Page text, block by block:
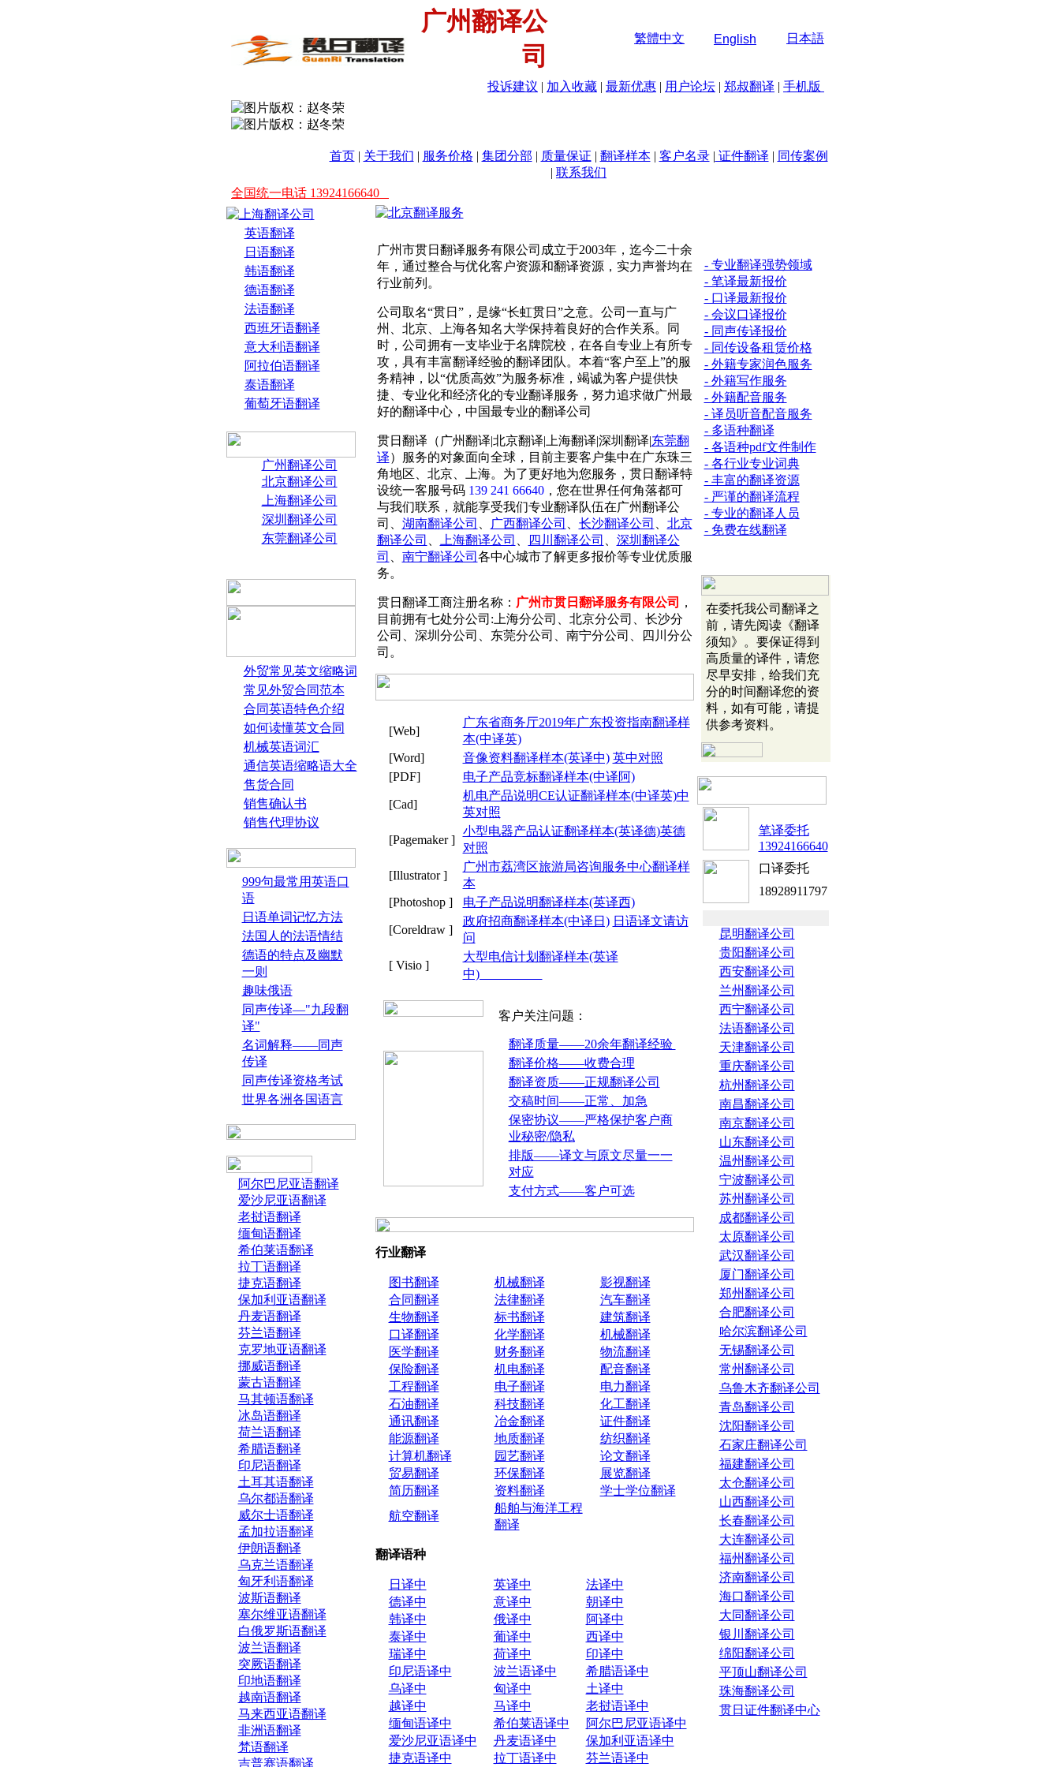
广州翻译公
司
繁體中文 English 日本語
投诉建议 | 加入收藏 | 最新优惠 | 用户论坛 | 郑叔翻译 | 手机版
首页| 关于我们 | 服务价格 | 集团分部 | 质量保证 | 翻译样本| 客户名录| 证件翻译 | 同传案例
| 联系我们
全国统一电话 13924166640
英语翻译
日语翻译
韩语翻译
德语翻译
法语翻译
西班牙语翻译
意大利语翻译
阿拉伯语翻译
泰语翻译
葡萄牙语翻译
广州翻译公司
北京翻译公司
上海翻译公司
深圳翻译公司
东莞翻译公司
外贸常见英文缩略词
常见外贸合同范本
合同英语特色介绍
如何读懂英文合同
机械英语词汇
通信英语缩略语大全
售货合同
销售确认书
销售代理协议
999句最常用英语口
语
日语单词记忆方法
法国人的法语情结
德语的特点及幽默
一则
趣味俄语
同声传译—"九段翻
译"
名词解释——同声
传译
同声传译资格考试
世界各洲各国语言
阿尔巴尼亚语翻译
爱沙尼亚语翻译
老挝语翻译
缅甸语翻译
希伯莱语翻译
拉丁语翻译
捷克语翻译
保加利亚语翻译
丹麦语翻译
芬兰语翻译
克罗地亚语翻译
挪威语翻译
蒙古语翻译
马其顿语翻译
冰岛语翻译
荷兰语翻译
希腊语翻译
印尼语翻译
土耳其语翻译
乌尔都语翻译
威尔士语翻译
孟加拉语翻译
伊朗语翻译
乌克兰语翻译
匈牙利语翻译
波斯语翻译
塞尔维亚语翻译
白俄罗斯语翻译
波兰语翻译
突厥语翻译
印地语翻译
越南语翻译
马来西亚语翻译
非洲语翻译
梵语翻译
吉普赛语翻译
广州市贯日翻译服务有限公司成立于2003年，迄今二十余
年，通过整合与优化客户资源和翻译资源，实力声誉均在
行业前列。
公司取名“贯日”，是缘“长虹贯日”之意。公司一直与广
州、北京、上海各知名大学保持着良好的合作关系。同
时，公司拥有一支毕业于名牌院校，在各自专业上有所专
攻，具有丰富翻译经验的翻译团队。本着“客户至上”的服
务精神，以“优质高效”为服务标准，竭诚为客户提供快
捷、专业化和经济化的专业翻译服务，努力追求做广州最
好的翻译中心，中国最专业的翻译公司
贯日翻译（广州翻译|北京翻译|上海翻译|深圳翻译|东莞翻
译）服务的对象面向全球，目前主要客户集中在广东珠三
角地区、北京、上海。为了更好地为您服务，贯日翻译特
设统一客服号码139 241 66640，您在世界任何角落都可
与我们联系，就能享受我们专业翻译队伍在广州翻译公
司、 湖南翻译公司 广西翻译公司 长沙翻译公司
北京
翻译公司
上海翻译公司 四川翻译公司
深圳翻译公
司
南宁翻译公司 各中心城市了解更多报价等专业优质服
务。
贯日翻译工商注册名称： 广州市贯日翻译服务有限公司
，
目前拥有七处分公司:上海分公司、北京分公司、长沙分
公司、深圳分公司、东莞分公司、南宁分公司、四川分公
司。
[Web]
广东省商务厅2019年广东投资指南翻译样
本(中译英)
[Word]
音像资料翻译样本(英译中) 英中对照
[PDF]
电子产品竞标翻译样本(中译阿)
[Cad]
机电产品说明CE认证翻译样本(中译英)中
英对照
[Pagemaker ]
小型电器产品认证翻译样本(英译德)英德
对照
[Illustrator ]
广州市荔湾区旅游局咨询服务中心翻译样
本
[Photoshop ]
电子产品说明翻译样本(英译西)
[Coreldraw ]
政府招商翻译样本(中译日) 日语译文请访
问
[ Visio ]
大型电信计划翻译样本(英译
中)
客户关注问题：
翻译质量——20余年翻译经验
翻译价格——收费合理
翻译资质——正规翻译公司
交稿时间——正常、加急
保密协议——严格保护客户商
业秘密/隐私
排版——译文与原文尽量一一
对应
支付方式——客户可选
行业翻译
图书翻译 机械翻译
影视翻译
合同翻译
法律翻译
汽车翻译
生物翻译
标书翻译
建筑翻译
口译翻译
化学翻译
机械翻译
医学翻译
财务翻译
物流翻译
保险翻译
机电翻译
配音翻译
工程翻译
电子翻译
电力翻译
石油翻译
科技翻译
化工翻译
通讯翻译
冶金翻译
证件翻译
能源翻译
地质翻译
纺织翻译
计算机翻译
园艺翻译
论文翻译
贸易翻译
环保翻译
展览翻译
简历翻译
资料翻译
学士学位翻译
航空翻译
船舶与海洋工程
翻译
翻译语种
日译中 英译中
法译中
德译中
意译中
朝译中
韩译中
俄译中
阿译中
泰译中
葡译中
西译中
瑞译中
荷译中
印译中
印尼语译中
波兰语译中
希腊语译中
乌译中
匈译中
土译中
越译中
马译中
老挝语译中
缅甸语译中
希伯莱语译中
阿尔巴尼亚语译中
爱沙尼亚语译中
丹麦语译中
保加利亚语译中
捷克语译中
拉丁语译中
芬兰语译中
- 专业翻译强势领域
- 笔译最新报价
- 口译最新报价
- 会议口译报价
- 同声传译报价
- 同传设备租赁价格
- 外籍专家润色服务
- 外籍写作服务
- 外籍配音服务
- 译员听音配音服务
- 多语种翻译
- 各语种pdf文件制作
- 各行业专业词典
- 丰富的翻译资源
- 严谨的翻译流程
- 专业的翻译人员
- 免费在线翻译
在委托我公司翻译之
前，请先阅读《翻译
须知》。要保证得到
高质量的译件，请您
尽早安排，给我们充
分的时间翻译您的资
料，如有可能，请提
供参考资料。
笔译委托
13924166640
口译委托
18928911797
昆明翻译公司
贵阳翻译公司
西安翻译公司
兰州翻译公司
西宁翻译公司
法语翻译公司
天津翻译公司
重庆翻译公司
杭州翻译公司
南昌翻译公司
南京翻译公司
山东翻译公司
温州翻译公司
宁波翻译公司
苏州翻译公司
成都翻译公司
太原翻译公司
武汉翻译公司
厦门翻译公司
郑州翻译公司
合肥翻译公司
哈尔滨翻译公司
无锡翻译公司
常州翻译公司
乌鲁木齐翻译公司
青岛翻译公司
沈阳翻译公司
石家庄翻译公司
福建翻译公司
太仓翻译公司
山西翻译公司
长春翻译公司
大连翻译公司
福州翻译公司
济南翻译公司
海口翻译公司
大同翻译公司
银川翻译公司
绵阳翻译公司
平顶山翻译公司
珠海翻译公司
贯日证件翻译中心